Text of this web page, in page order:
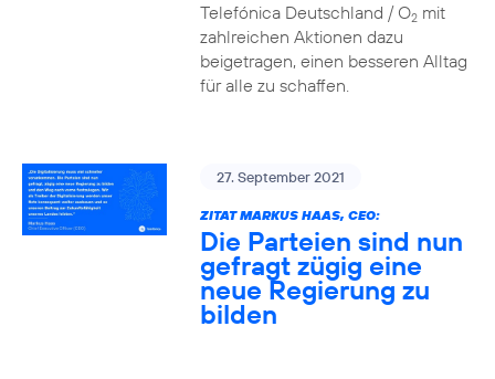
Telefónica Deutschland / O2mit
zahlreichen Aktionen dazu
beigetragen, einen besseren Alltag
für alle zu schaffen.
27. September 2021
ZITAT MARKUS HAAS, CEO:
Die Parteien sind nun
gefragt zügig eine
neue Regierung zu
bilden